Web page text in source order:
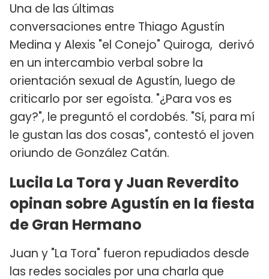
Una de las últimas
conversaciones entre Thiago Agustín
Medina y Alexis "el Conejo" Quiroga, derivó
en un intercambio verbal sobre la
orientación sexual de Agustín, luego de
criticarlo por ser egoísta. "¿Para vos es
gay?", le preguntó el cordobés. "Sí, para mí
le gustan las dos cosas", contestó el joven
oriundo de González Catán.
Lucila La Tora y Juan Reverdito
opinan sobre Agustín en la fiesta
de Gran Hermano
Juan y "La Tora" fueron repudiados desde
las redes sociales por una charla que